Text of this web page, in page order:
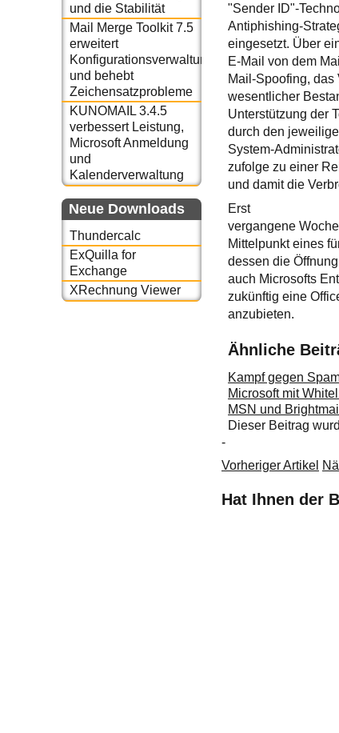
und die Stabilität
Mail Merge Toolkit 7.5
erweitert
Konfigurationsverwaltung
und behebt
Zeichensatzprobleme
KUNOMAIL 3.4.5
verbessert Leistung,
Microsoft Anmeldung
und
Kalenderverwaltung
Neue Downloads
Thundercalc
ExQuilla for
Exchange
XRechnung Viewer
"Sender ID"-
Antiphishing-
eingesetzt. Über
E-Mail von dem
Mail-Spoofing, das
wesentlicher
Unterstützung der
durch den
System-
zufolge zu einer
und damit die
Erst
vergangene
Mittelpunkt eines
dessen die
auch Microsofts
zukünftig eine
anzubieten.
Ähnliche
Kampf gegen
Microsoft mit
MSN und
Dieser Beitrag
-
Vorheriger Artikel
Hat Ihnen der